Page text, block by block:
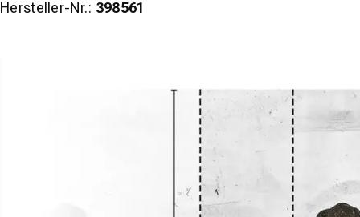
Hersteller-Nr.: 398561